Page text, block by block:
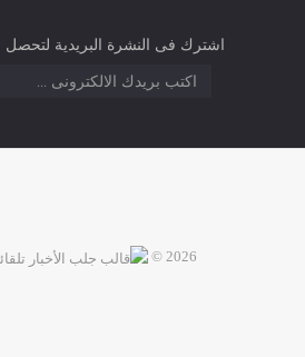
اشترك فى النشرة البريدية لتحصل
2026 ©